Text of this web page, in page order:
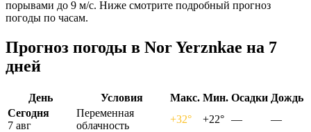
порывами до 9 м/с. Ниже смотрите подробный прогноз
погоды по часам.
Прогноз погоды в Nor Yerznkaе на 7
дней
День Условия Макс. Мин. Осадки Дождь
Сегодня
7 авг
Переменная
облачность
+32° +22° —
—